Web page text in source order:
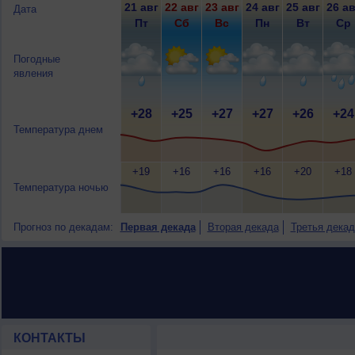
Дата
Погодные
явления
Температура днем
Температура ночью
21 авг
Пт
+28
+19
22 авг
Сб
+25
+16
23 авг
Вс
+27
+16
24 авг
Пн
+27
+16
25 авг
Вт
+26
+20
26
Ср
+24
+18
Прогноз по декадам: Первая декада Вторая декада Третья
КОНТАКТЫ